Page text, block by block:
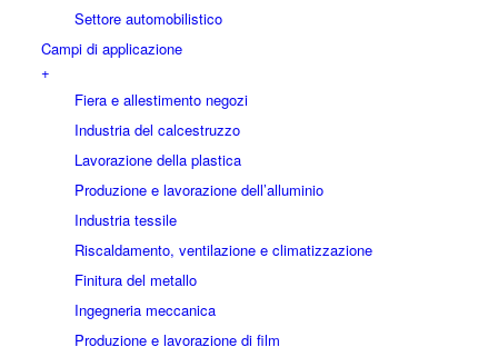
Settore automobilistico
Campi di applicazione
+
Fiera e allestimento negozi
Industria del calcestruzzo
Lavorazione della plastica
Produzione e lavorazione dell’alluminio
Industria tessile
Riscaldamento, ventilazione e climatizzazione
Finitura del metallo
Ingegneria meccanica
Produzione e lavorazione di film